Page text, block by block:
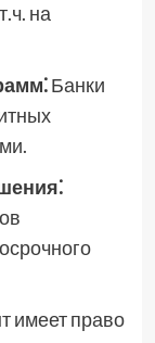
на
Банки
имеет право